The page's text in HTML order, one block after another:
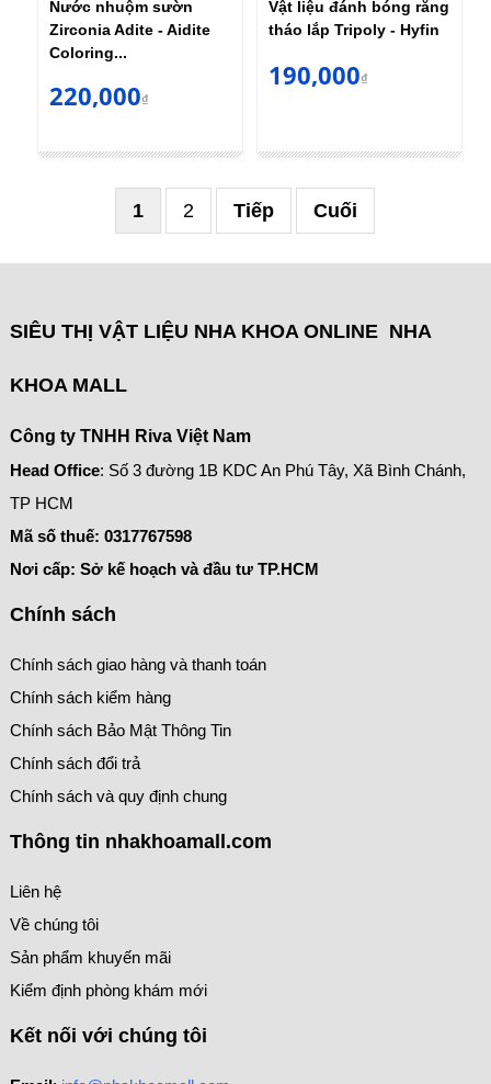
Nước nhuộm sườn
Zirconia Adite - Aidite
Coloring...
220,000₫
Vật liệu đánh bóng răng
tháo lắp Tripoly - Hyfin
190,000₫
1 2 Tiếp Cuối
SIÊU THỊ VẬT LIỆU NHA KHOA ONLINE NHA
KHOA MALL
Công ty TNHH Riva Việt Nam
Head Office: Số 3 đường 1B KDC An Phú Tây, Xã Bình Chánh,
TP HCM
Mã số thuế: 0317767598
Nơi cấp: Sở kế hoạch và đầu tư TP.HCM
Chính sách
Chính sách giao hàng và thanh toán
Chính sách kiểm hàng
Chính sách Bảo Mật Thông Tin
Chính sách đổi trả
Chính sách và quy định chung
Thông tin nhakhoamall.com
Liên hệ
Về chúng tôi
Sản phẩm khuyến mãi
Kiểm định phòng khám mới
Kết nối với chúng tôi